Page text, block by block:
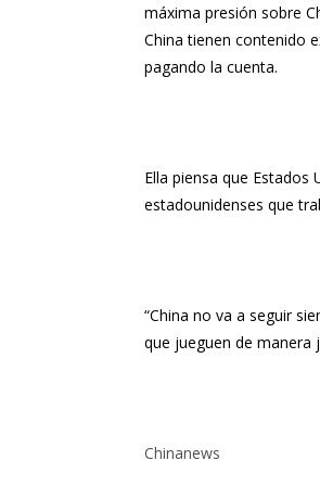
máxima presión sobre
China tienen contenido
pagando la cuenta.
Ella piensa que
estadounidenses que
“China no va a seguir
que jueguen de manera
Chinanews